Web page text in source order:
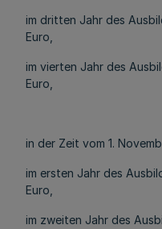
im dritten Jahr des
Euro,
im vierten Jahr des
Euro,
in der Zeit vom 1.
im ersten Jahr des
Euro,
im zweiten Jahr des